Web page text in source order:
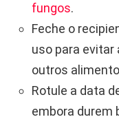
fungos.
Feche o
uso para evitar
outros
Rotule a data
embora durem